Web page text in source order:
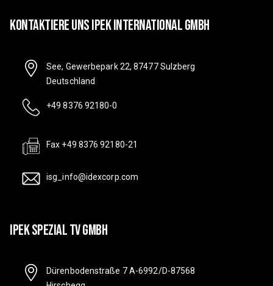
Kontaktiere Uns IPEK International GmbH
See, Gewerbepark 22, 87477 Sulzberg
Deutschland
+49 8376 92180-0
Fax +49 8376 92180-21
isg_info@idexcorp.com
IPEK SPEZIAL TV GMBH
Dürenbodenstraße 7 A-6992/D-87568